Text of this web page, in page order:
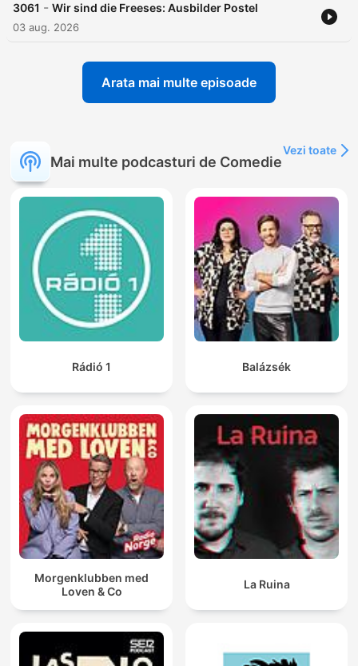
3061 - Wir sind die Freeses: Ausbilder Postel
03 aug. 2026
Arata mai multe episoade
Mai multe podcasturi de Comedie
Vezi toate
Rádió 1 Balázsék
Morgenklubben med
Loven & Co
La Ruina